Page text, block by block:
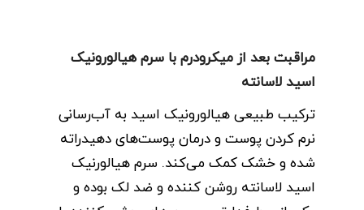
مراقبت بعد از میکرودرم با سرم هیالورونیک
اسید لاسانته
ترکیب طبیعی هیالورونیک اسید به آب‌رسانی
نرم کردن پوست و درمان پوست‌های دهیدراته
شده و خشک کمک می‌کند. سرم هیالورنیک
اسید لاسانته روشن کننده و ضد لک بوده و